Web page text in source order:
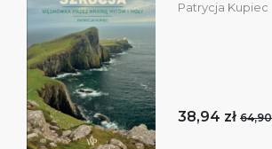
Patrycja Kupiec
38,94 zł 64,90